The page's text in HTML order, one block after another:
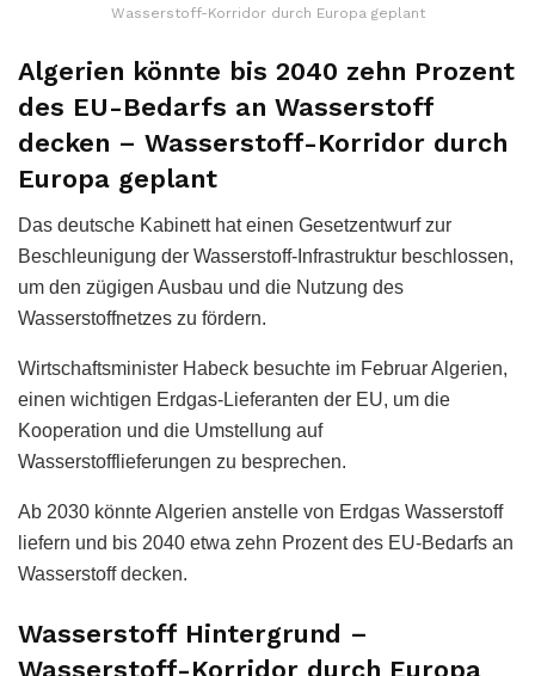
Wasserstoff-Korridor durch Europa geplant
Algerien könnte bis 2040 zehn Prozent
des EU-Bedarfs an Wasserstoff
decken – Wasserstoff-Korridor durch
Europa geplant
Das deutsche Kabinett hat einen Gesetzentwurf zur
Beschleunigung der Wasserstoff-Infrastruktur beschlossen,
um den zügigen Ausbau und die Nutzung des
Wasserstoffnetzes zu fördern.
Wirtschaftsminister Habeck besuchte im Februar Algerien,
einen wichtigen Erdgas-Lieferanten der EU, um die
Kooperation und die Umstellung auf
Wasserstofflieferungen zu besprechen.
Ab 2030 könnte Algerien anstelle von Erdgas Wasserstoff
liefern und bis 2040 etwa zehn Prozent des EU-Bedarfs an
Wasserstoff decken.
Wasserstoff Hintergrund –
Wasserstoff-Korridor durch Europa